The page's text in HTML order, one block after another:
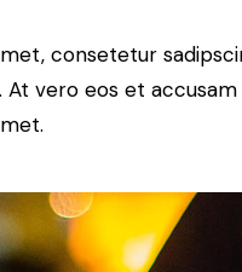
consetetur
At vero eos et